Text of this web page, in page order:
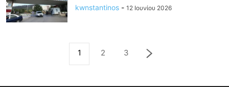
kwnstantinos - 12 Ιουνίου 2026
1 2 3